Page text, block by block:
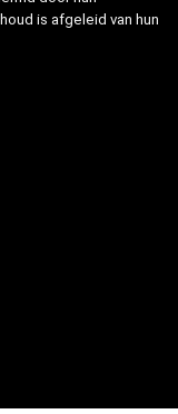
is afgeleid van hun